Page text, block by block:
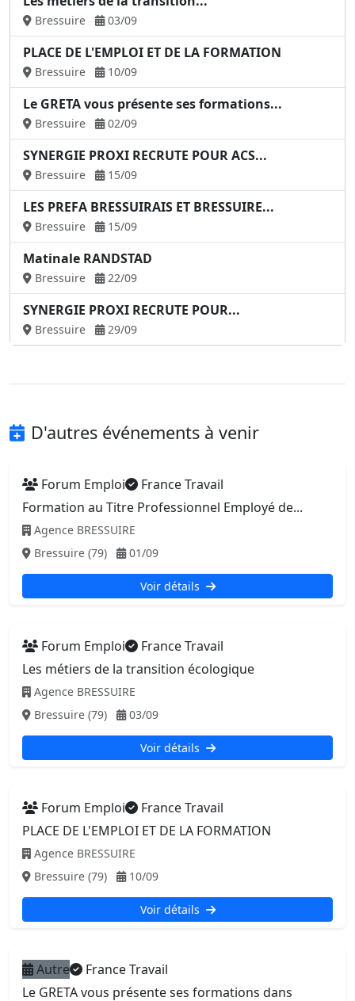
Bressuire 03/09
PLACE DE L'EMPLOI ET DE LA FORMATION
Bressuire 10/09
Le GRETA vous présente ses formations...
Bressuire 02/09
SYNERGIE PROXI RECRUTE POUR ACS...
Bressuire 15/09
LES PREFA BRESSUIRAIS ET BRESSUIRE...
Bressuire 15/09
Matinale RANDSTAD
Bressuire 22/09
SYNERGIE PROXI RECRUTE POUR...
Bressuire 29/09
D'autres événements à venir
Forum Emploi
France Travail
Formation au Titre Professionnel Employé de...
Agence BRESSUIRE
Bressuire (79)
01/09
Voir détails
Forum Emploi
France Travail
Les métiers de la transition écologique
Agence BRESSUIRE
Bressuire (79)
03/09
Voir détails
Forum Emploi
France Travail
PLACE DE L'EMPLOI ET DE LA FORMATION
Agence BRESSUIRE
Bressuire (79)
10/09
Voir détails
Autre
France Travail
Le GRETA vous présente ses formations dans